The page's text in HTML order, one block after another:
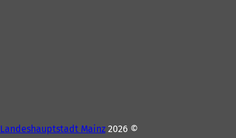
© 2026
Landeshauptstadt Mainz